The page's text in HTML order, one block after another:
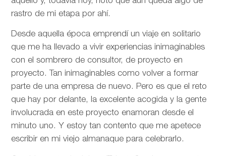
rastro de mi etapa por ahí.
Desde aquella época emprendí un viaje en solitario
que me ha llevado a vivir experiencias inimaginables
con el sombrero de consultor, de proyecto en
proyecto. Tan inimaginables como volver a formar
parte de una empresa de nuevo. Pero es que el reto
que hay por delante, la excelente acogida y la gente
involucrada en este proyecto enamoran desde el
minuto uno. Y estoy tan contento que me apetece
escribir en mi viejo almanaque para celebrarlo.